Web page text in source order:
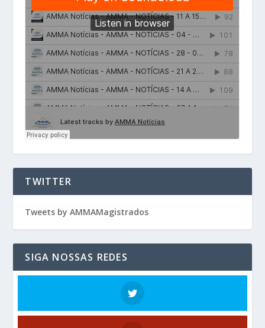
TWITTER
Tweets by AMMAMagistrados
SIGA NOSSAS REDES